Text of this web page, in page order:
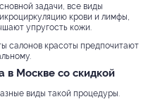
задачи, все виды
крови и лимфы,
упругость кожи.
салонов красоты предпочитают
в Москве со скидкой
виды такой процедуры.